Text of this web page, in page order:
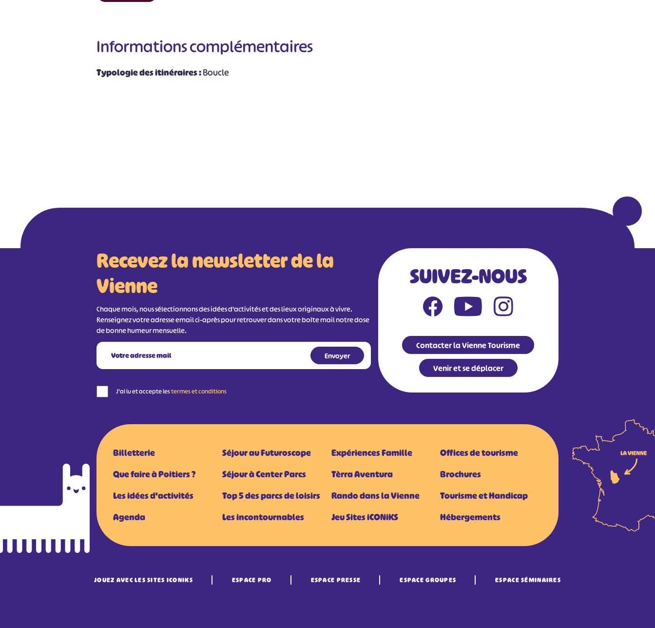
Informations complémentaires
Typologie des itinéraires :Boucle
Recevez la newsletter de la
Vienne
Chaque mois, nous sélectionnons des idées d'activités et des lieux originaux à vivre.
Renseignez votre adresse email ci-après pour retrouver dans votre boîte mail notre dose
de bonne humeur mensuelle.
J'ai lu et accepte lestermes et conditions
SUIVEZ-NOUS
Contacter la Vienne Tourisme
Venir et se déplacer
Billetterie
Que faire à Poitiers ?
Les idées d'activités
Agenda
Séjour au Futuroscope
Séjour à Center Parcs
Top 5 des parcs de loisirs
Les incontournables
Expériences Famille
Tèrra Aventura
Rando dans la Vienne
Jeu Sites iCONiKS
Offices de tourisme
Brochures
Tourisme et Handicap
Hébergements
JOUEZ AVEC LES SITES ICONIKS ESPACE PRO ESPACE PRESSE ESPACE GROUPES ESPACE SÉMINAIRES